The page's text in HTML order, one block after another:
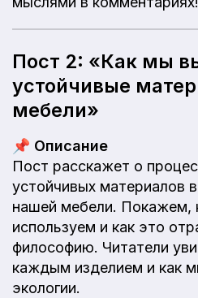
Пост 2: «Как мы
устойчивые
мебели»
📌 Описание
Пост расскажет о
устойчивых материалов
нашей мебели. Покажем,
используем и как это
философию. Читатели
каждым изделием и как
экологии.